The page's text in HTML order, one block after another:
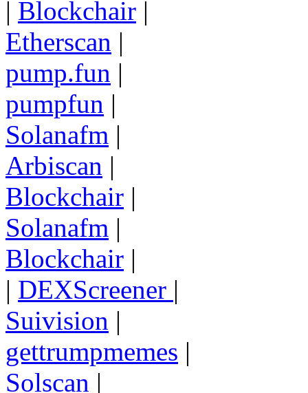
| Blockchair |
Etherscan |
pump.fun |
pumpfun |
Solanafm |
Arbiscan |
Blockchair |
Solanafm |
Blockchair |
| DEXScreener |
Suivision |
gettrumpmemes |
Solscan |